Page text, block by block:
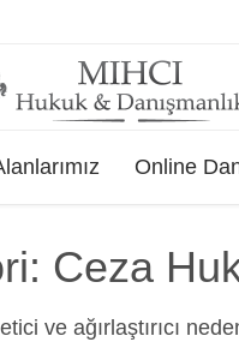
to
Online
Ceza
ve ağırlaştırıcı